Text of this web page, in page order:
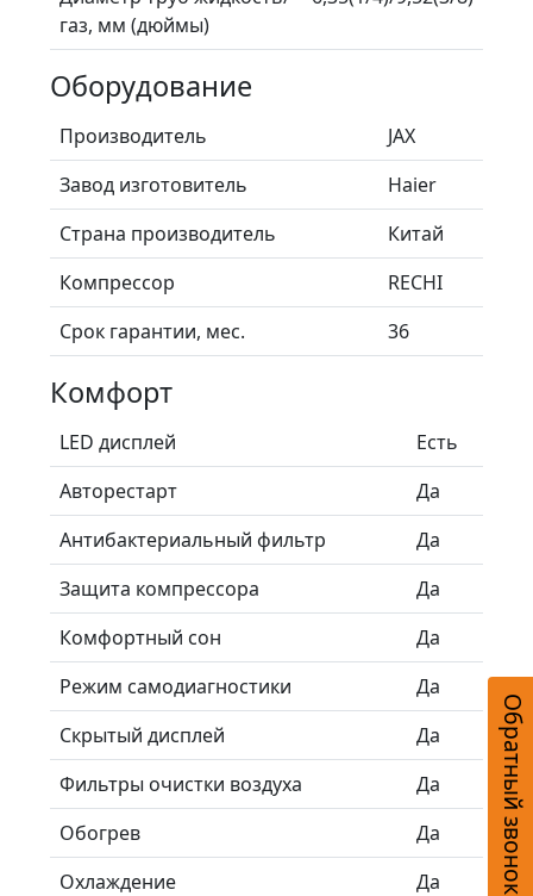
газ, мм (дюймы)
Оборудование
Производитель
JAX
Завод изготовитель
Haier
Страна производитель
Китай
Компрессор
RECHI
Срок гарантии, мес.
36
Комфорт
LED дисплей
Есть
Авторестарт
Да
Антибактериальный фильтр
Да
Защита компрессора
Да
Комфортный сон
Да
Режим самодиагностики
Да
Скрытый дисплей
Да
Фильтры очистки воздуха
Да
Обогрев
Да
Охлаждение
Да
Обратный звонок